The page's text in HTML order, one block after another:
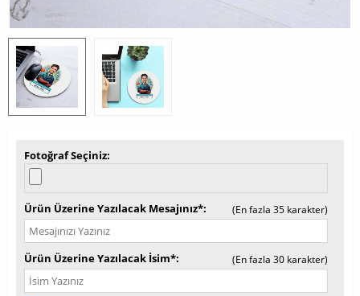
Fotoğraf Seçiniz
Ürün Üzerine Yazılacak Mesajınız* (En fazla 35 karakter)
Ürün Üzerine Yazılacak İsim* (En fazla 30 karakter)